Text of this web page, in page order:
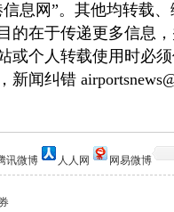
息网”。其他均转载
的在于传递更多信息
或个人转载使用时必
闻纠错
讯微博 人人网 网易微博